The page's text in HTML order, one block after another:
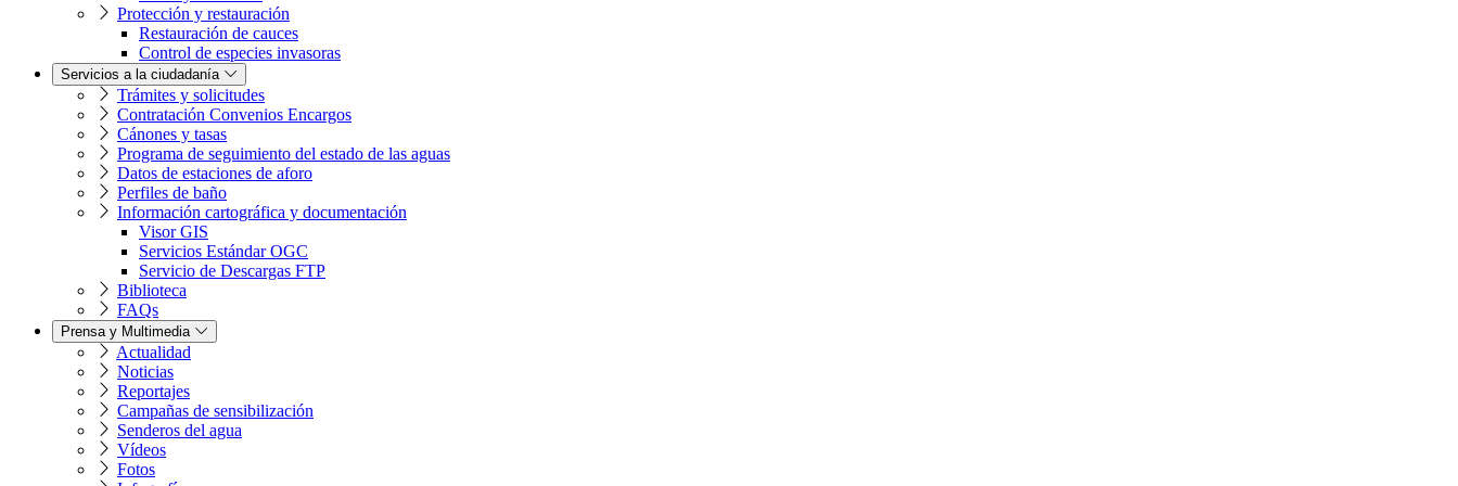
Protección y restauración
Restauración de cauces
Control de especies invasoras
Servicios a la ciudadanía
Trámites y solicitudes
Contratación Convenios Encargos
Cánones y tasas
Programa de seguimiento del estado de las aguas
Datos de estaciones de aforo
Perfiles de baño
Información cartográfica y documentación
Visor GIS
Servicios Estándar OGC
Servicio de Descargas FTP
Biblioteca
FAQs
Prensa y Multimedia
Actualidad
Noticias
Reportajes
Campañas de sensibilización
Senderos del agua
Vídeos
Fotos